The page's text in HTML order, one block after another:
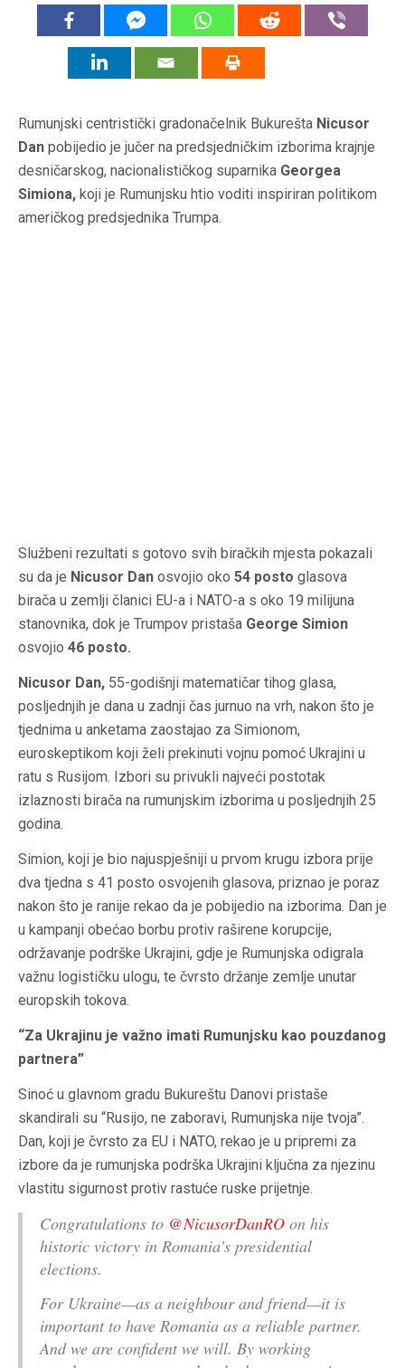
Rumunjski centristički gradonačelnik Bukurešta Nicusor
Dan pobijedio je jučer na predsjedničkim izborima krajnje
desničarskog, nacionalističkog suparnika Georgea
Simiona, koji je Rumunjsku htio voditi inspiriran politikom
američkog predsjednika Trumpa.
Službeni rezultati s gotovo svih biračkih mjesta pokazali
su da je Nicusor Dan osvojio oko 54 posto glasova
birača u zemlji članici EU-a i NATO-a s oko 19 milijuna
stanovnika, dok je Trumpov pristaša George Simion
osvojio 46 posto.
Nicusor Dan, 55-godišnji matematičar tihog glasa,
posljednjih je dana u zadnji čas jurnuo na vrh, nakon što je
tjednima u anketama zaostajao za Simionom,
euroskeptikom koji želi prekinuti vojnu pomoć Ukrajini u
ratu s Rusijom. Izbori su privukli najveći postotak
izlaznosti birača na rumunjskim izborima u posljednjih 25
godina.
Simion, koji je bio najuspješniji u prvom krugu izbora prije
dva tjedna s 41 posto osvojenih glasova, priznao je poraz
nakon što je ranije rekao da je pobijedio na izborima. Dan je
u kampanji obećao borbu protiv raširene korupcije,
održavanje podrške Ukrajini, gdje je Rumunjska odigrala
važnu logističku ulogu, te čvrsto držanje zemlje unutar
europskih tokova.
“Za Ukrajinu je važno imati Rumunjsku kao pouzdanog
partnera”
Sinoć u glavnom gradu Bukureštu Danovi pristaše
skandirali su “Rusijo, ne zaboravi, Rumunjska nije tvoja”.
Dan, koji je čvrsto za EU i NATO, rekao je u pripremi za
izbore da je rumunjska podrška Ukrajini ključna za njezinu
vlastitu sigurnost protiv rastuće ruske prijetnje.
Congratulations to @NicusorDanRO on his
historic victory in Romania’s presidential
elections.
For Ukraine—as a neighbour and friend—it is
important to have Romania as a reliable partner.
And we are confident we will. By working